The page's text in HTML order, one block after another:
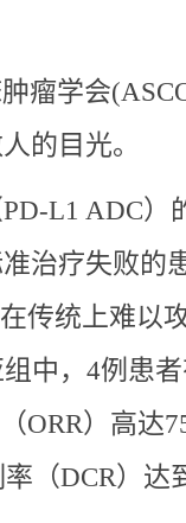
瘤学会
的目光。
L1 ADC）
治疗失败的
传统上难以
中，4例患
ORR）高达
（DCR）达